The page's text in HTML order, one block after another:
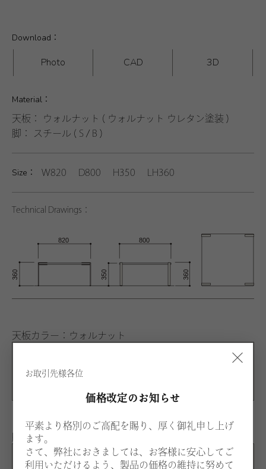
×
お取引先様各位
価格改定のお知らせ
平素より格別のご高配を賜り、厚く御礼申し上げ
ます。
さて、弊社におきましては、お客様に安心してご
利用いただけるよう、製品の価格の維持に努めて
Download：
Photo CAD 3D
Material：
天板： ウォルナット ( ウォルナット ウレタン塗装 )
脚： スチール ( S / B )
Size： W820 D800 H350 LH360
Technical Drawings：
天板カラー：ウォルナット
ウォルナット
脚カラー：スチール
S